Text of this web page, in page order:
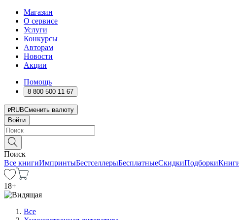
Магазин
О сервисе
Услуги
Конкурсы
Авторам
Новости
Акции
Помощь
8 800 500 11 67
RUBСменить валюту
Войти
Поиск
Все книгиИмпринтыБестселлерыБесплатныеСкидкиПодборки
18+
Все